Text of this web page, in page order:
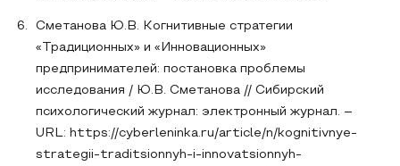
Сметанова Ю.В. Когнитивные стратегии
«Традиционных» и «Инновационных»
предпринимателей: постановка проблемы
исследования / Ю.В. Сметанова // Сибирский
психологический журнал: электронный журнал. –
URL: https://cyberleninka.ru/article/n/kognitivnye-
strategii-traditsionnyh-i-innovatsionnyh-